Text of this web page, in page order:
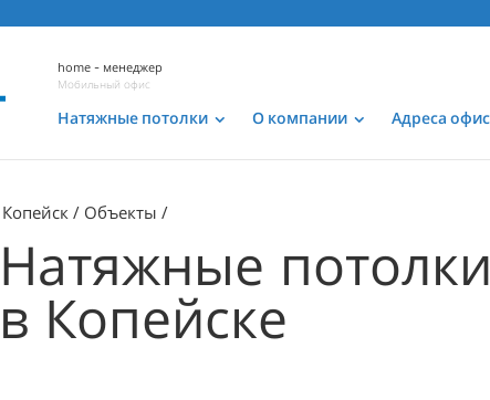
home - менеджер
Мобильный офис
Натяжные потолки О компании Адреса
Копейск Объекты
Натяжные
в Копейске